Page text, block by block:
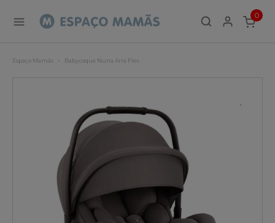
0
ITEMS
Espaço Mamãs Babycoque Nuna Arra Flex